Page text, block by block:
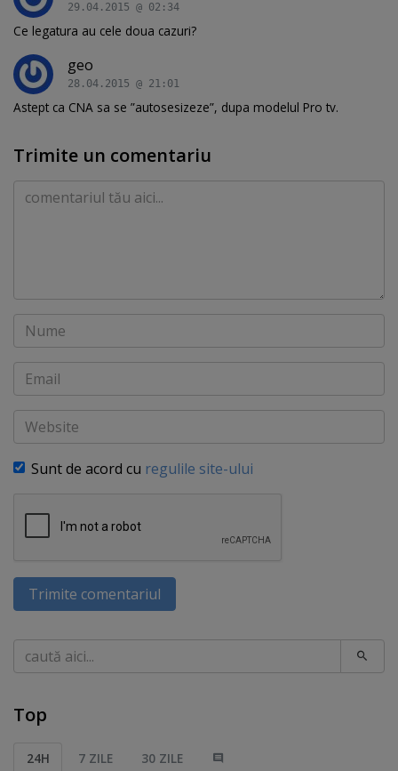
29.04.2015 @ 02:34
Ce legatura au cele doua cazuri?
geo
28.04.2015 @ 21:01
Astept ca CNA sa se ”autosesizeze”, dupa modelul Pro tv.
Trimite un comentariu
Comentariu
Nume
Email
Website
Sunt de acord cu regulile site-ului
Trimite comentariul
Caută
Top
24H 7 ZILE 30 ZILE